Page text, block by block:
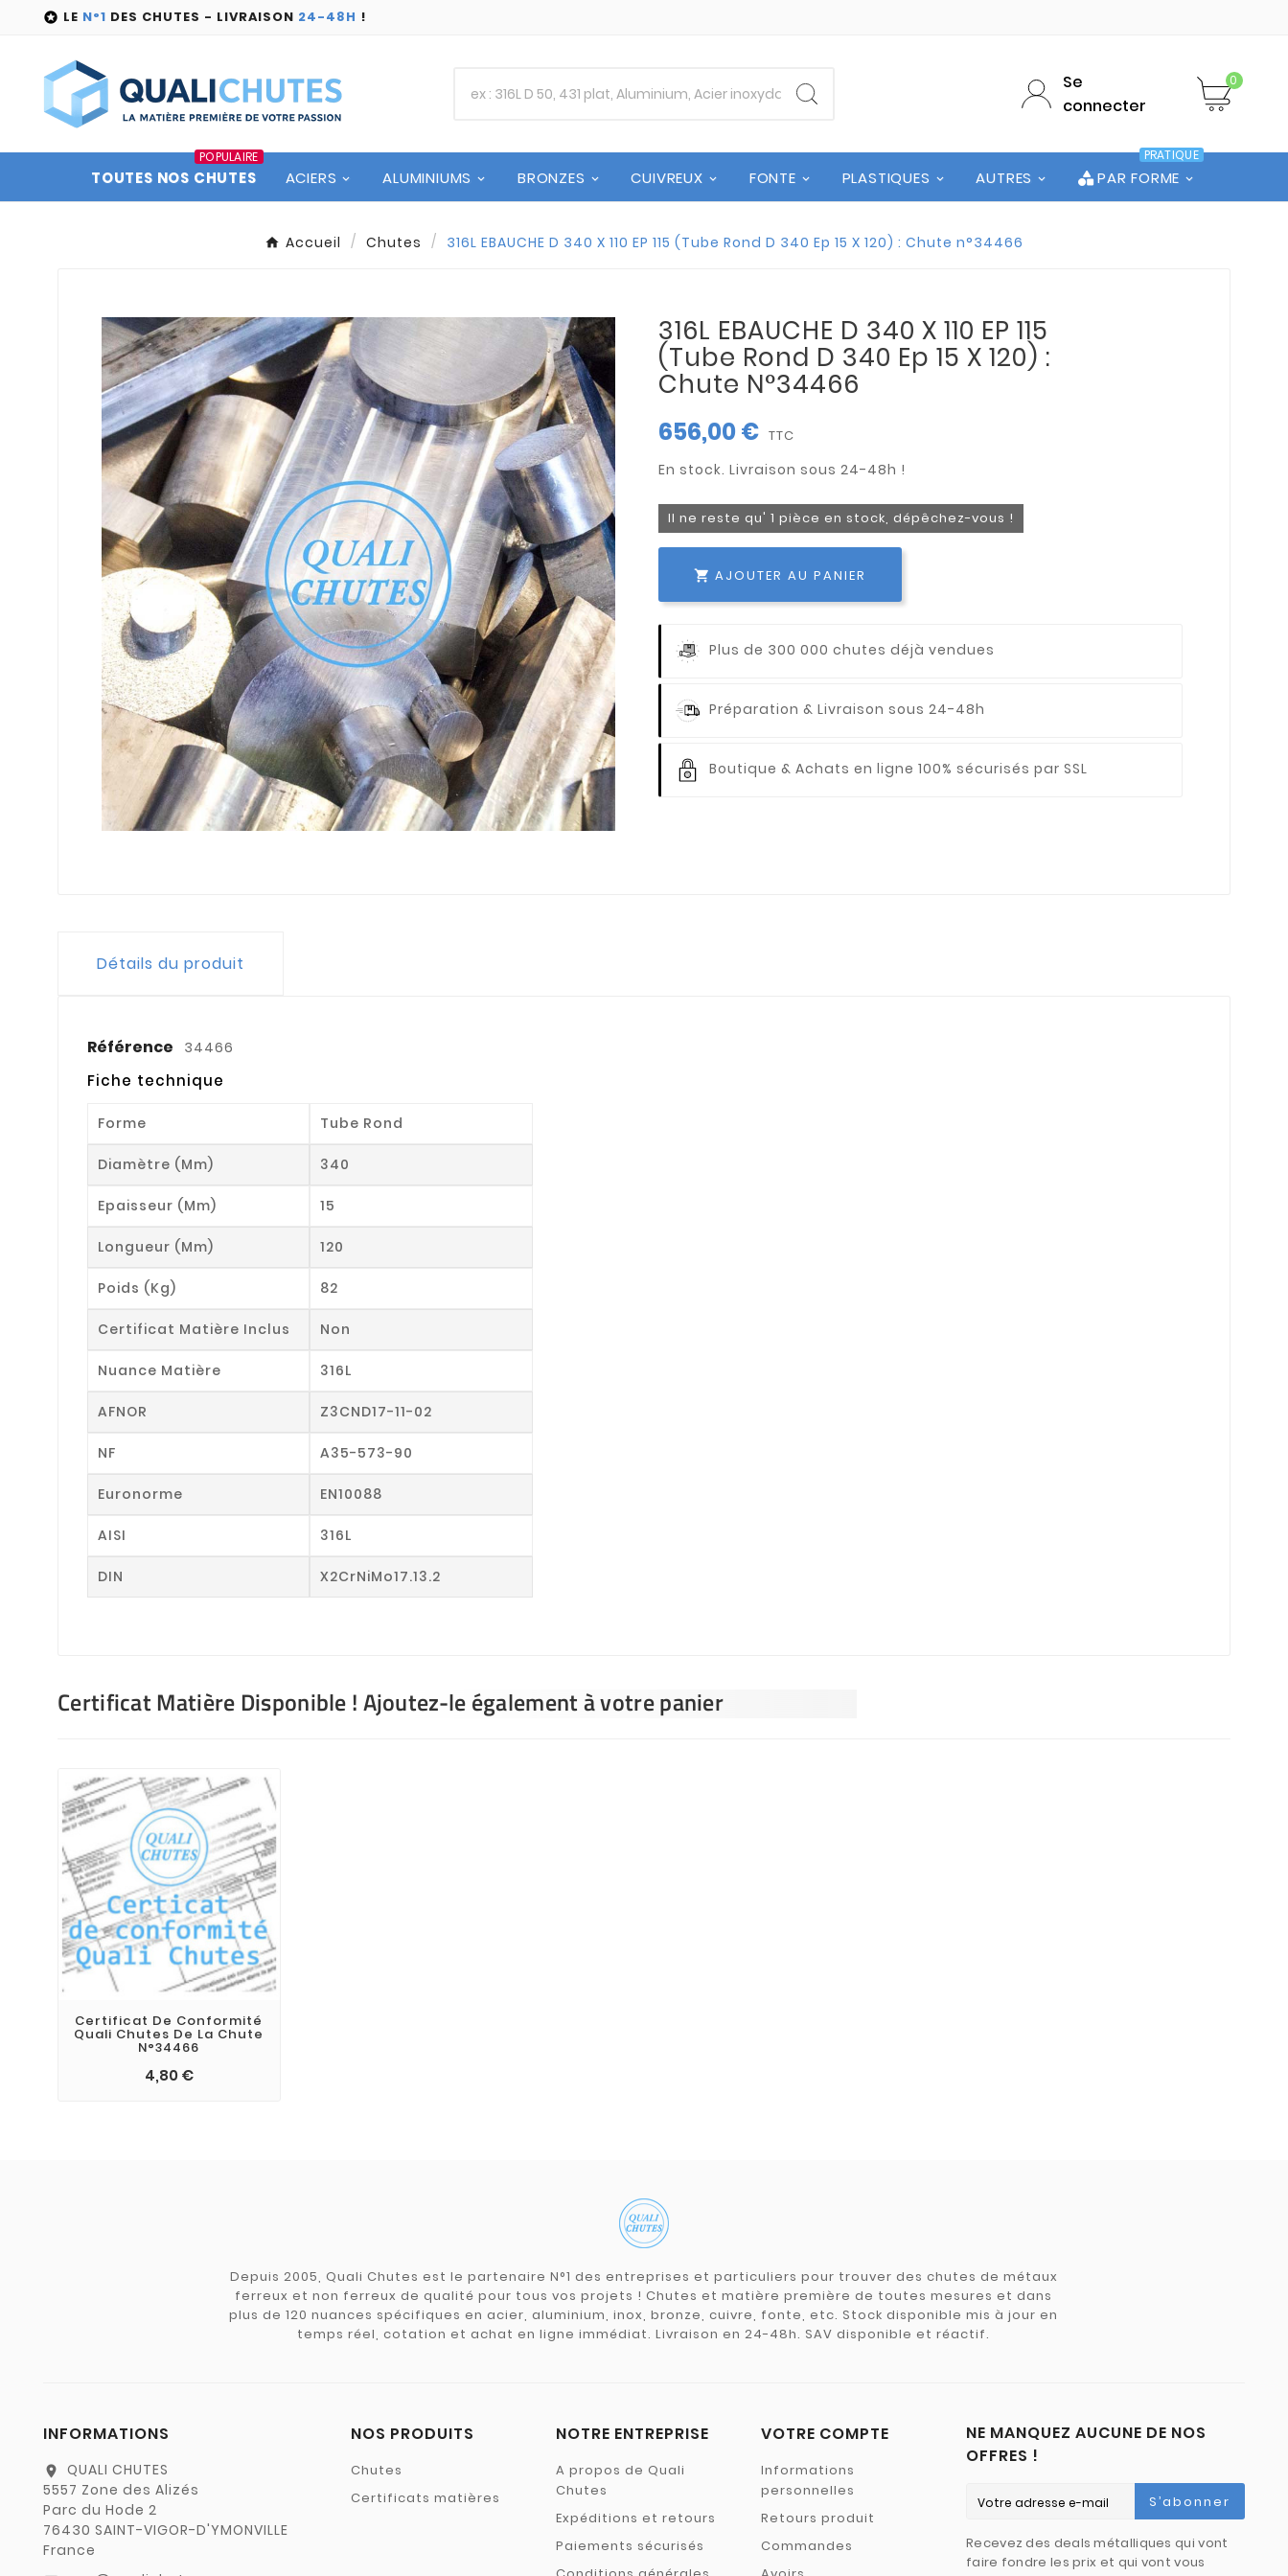
 LE N°1 DES CHUTES - LIVRAISON 24-48H !
Se
connecter
0
TOUTES NOS CHUTES
POPULAIRE
ACIERS ALUMINIUMS BRONZES CUIVREUX FONTE PLASTIQUES AUTRES PAR FORME
PRATIQUE
Accueil Chutes 316L EBAUCHE D 340 X 110 EP 115 (Tube Rond D 340 Ep 15 X 120) : Chute n°34466
316L EBAUCHE D 340 X 110 EP 115
(Tube Rond D 340 Ep 15 X 120) :
Chute N°34466
656,00 € TTC
Il ne reste qu' 1 pièce en stock, dépêchez-vous !
 AJOUTER AU PANIER
Plus de 300 000 chutes déjà vendues
Préparation & Livraison sous 24-48h
Boutique & Achats en ligne 100% sécurisés par SSL
Détails du produit
Référence 34466
Fiche technique
Forme Tube Rond
Diamètre (mm) 340
Epaisseur (mm) 15
Longueur (mm) 120
Poids (kg) 82
Certificat Matière Inclus Non
Nuance Matière 316L
AFNOR Z3CND17-11-02
NF A35-573-90
Euronorme EN10088
AISI 316L
DIN X2CrNiMo17.13.2
Certificat Matière Disponible ! Ajoutez-le également à votre panier
Certificat De Conformité
Quali Chutes De La Chute
N°34466
4,80 €
Depuis 2005, Quali Chutes est le partenaire N°1 des entreprises et particuliers pour trouver des chutes de métaux
ferreux et non ferreux de qualité pour tous vos projets ! Chutes et matière première de toutes mesures et dans
plus de 120 nuances spécifiques en acier, aluminium, inox, bronze, cuivre, fonte, etc. Stock disponible mis à jour en
temps réel, cotation et achat en ligne immédiat. Livraison en 24-48h. SAV disponible et réactif.
INFORMATIONS
location_on
QUALI CHUTES
5557 Zone des Alizés
Parc du Hode 2
76430 SAINT-VIGOR-D'YMONVILLE
France
NOS PRODUITS
Chutes
Certificats matières
NOTRE ENTREPRISE
A propos de Quali
Chutes
Expéditions et retours
Paiements sécurisés
VOTRE COMPTE
Informations
personnelles
Retours produit
Commandes
NE MANQUEZ AUCUNE DE NOS
OFFRES !
S’abonner
Recevez des deals métalliques qui vont
faire fondre les prix et qui vont vous